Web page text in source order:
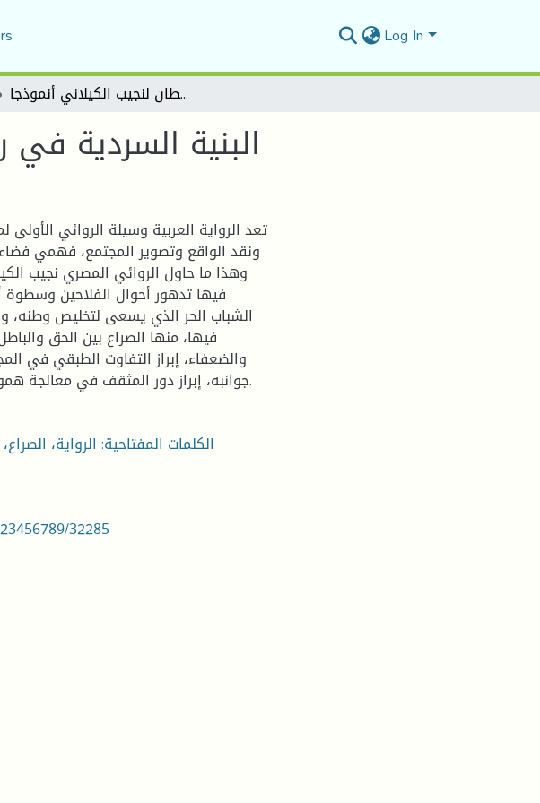
Log In
البنية السردية في رواية رأس الشيطان لنجيب الكيلاني أنموذجا
البنية السردية
تعد الرواية العربية وسيلة الروائي الأولى
ونقد الواقع وتصوير المجتمع، فهمي
وهذا ما حاول الروائي المصري نجيب
فيها تدهور أحوال الفلاحين وسطوة
الشباب الحر الذي يسعى لتخليص وطنه،
فيها، منها الصراع بين الحق
والضعفاء، إبراز التفاوت الطبقي في
جوانبه، إبراز دور المثقف في معالجة هموم مجتمعه، وقضايا أمته ومشكلاتها.
الكلمات المفتاحية: الرواية،
32285